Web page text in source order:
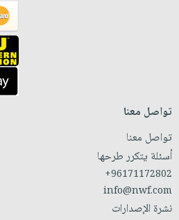
تواصل معنا
تواصل معنا
أسئلة يتكرر طرحها
+96171172802
info@nwf.com
نشرة الإصدارات